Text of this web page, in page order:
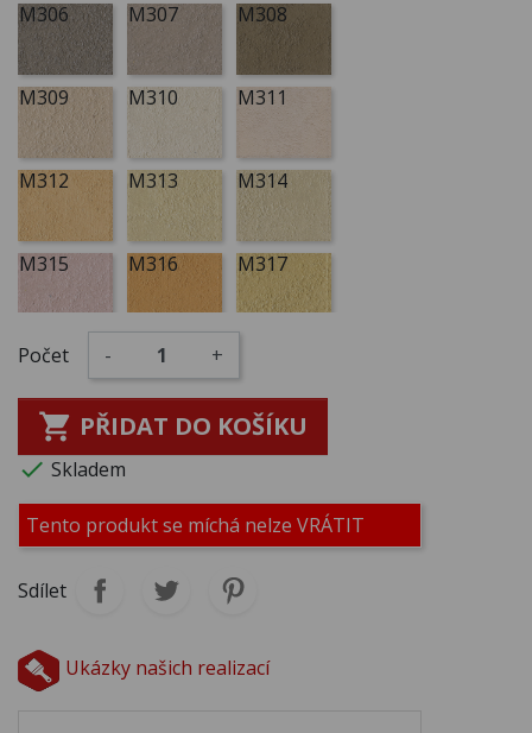
M306 M307 M308
M309 M310 M311
M312 M313 M314
M315 M316 M317
M318 M319
M321 M322 M323
M324 M325 M326
M327 M328 M329
M330 M331 M332
Počet - +
 PŘIDAT DO KOŠÍKU
 Skladem
Tento produkt se míchá nelze VRÁTIT
Sdílet
Ukázky našich realizací